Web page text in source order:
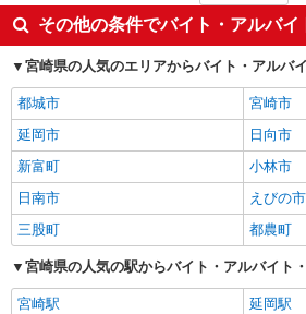
保育士・保育補助1,200円
その他販売・サービス
1,190円
調理・調理補助・調理師1,162円
延岡市の他の職種の平均時給を見る
その他の条件でバイト・アルバイ
宮崎県の人気のエリアからバイト・アルバ
都城市
宮崎市
延岡市
日向市
新富町
小林市
日南市
えびの市
三股町
都農町
宮崎県の人気の駅からバイト・アルバイト
宮崎駅
延岡駅